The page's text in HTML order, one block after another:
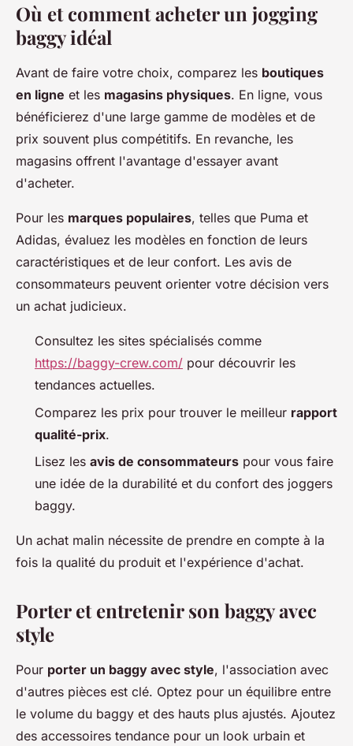
Où et comment acheter un jogging
baggy idéal
Avant de faire votre choix, comparez les boutiques
en ligne et les magasins physiques. En ligne, vous
bénéficierez d'une large gamme de modèles et de
prix souvent plus compétitifs. En revanche, les
magasins offrent l'avantage d'essayer avant
d'acheter.
Pour les marques populaires, telles que Puma et
Adidas, évaluez les modèles en fonction de leurs
caractéristiques et de leur confort. Les avis de
consommateurs peuvent orienter votre décision vers
un achat judicieux.
Consultez les sites spécialisés comme
https://baggy-crew.com/ pour découvrir les
tendances actuelles.
Comparez les prix pour trouver le meilleur rapport
qualité-prix.
Lisez les avis de consommateurs pour vous faire
une idée de la durabilité et du confort des joggers
baggy.
Un achat malin nécessite de prendre en compte à la
fois la qualité du produit et l'expérience d'achat.
Porter et entretenir son baggy avec
style
Pour porter un baggy avec style, l'association avec
d'autres pièces est clé. Optez pour un équilibre entre
le volume du baggy et des hauts plus ajustés. Ajoutez
des accessoires tendance pour un look urbain et